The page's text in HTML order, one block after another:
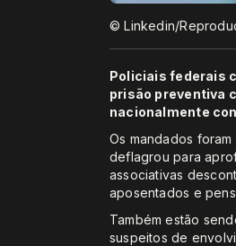
© Linkedin/
Policiais federais
prisão preventiva
nacionalmente
Os mandados
deflagrou para
associativas
aposentados e
Também estão
suspeitos de